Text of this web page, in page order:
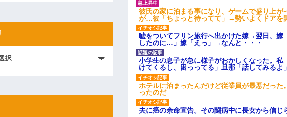
彼氏の家に泊まる事になり、ゲームで盛り上
が…彼「ちょっと待ってて」→勢いよくドアを
嘘をついてフリン旅行へ出かけた嫁→翌日、嫁
したのに…」嫁「えっ」→なんと・・・
小学生の息子が急に様子がおかしくなった。
けてくるし、困っってる」旦那「話してみるよ
ホテルに泊まったんだけど従業員が最悪だっ
ったのだ
夫に癌の余命宣告。その闘病中に長女から信じ